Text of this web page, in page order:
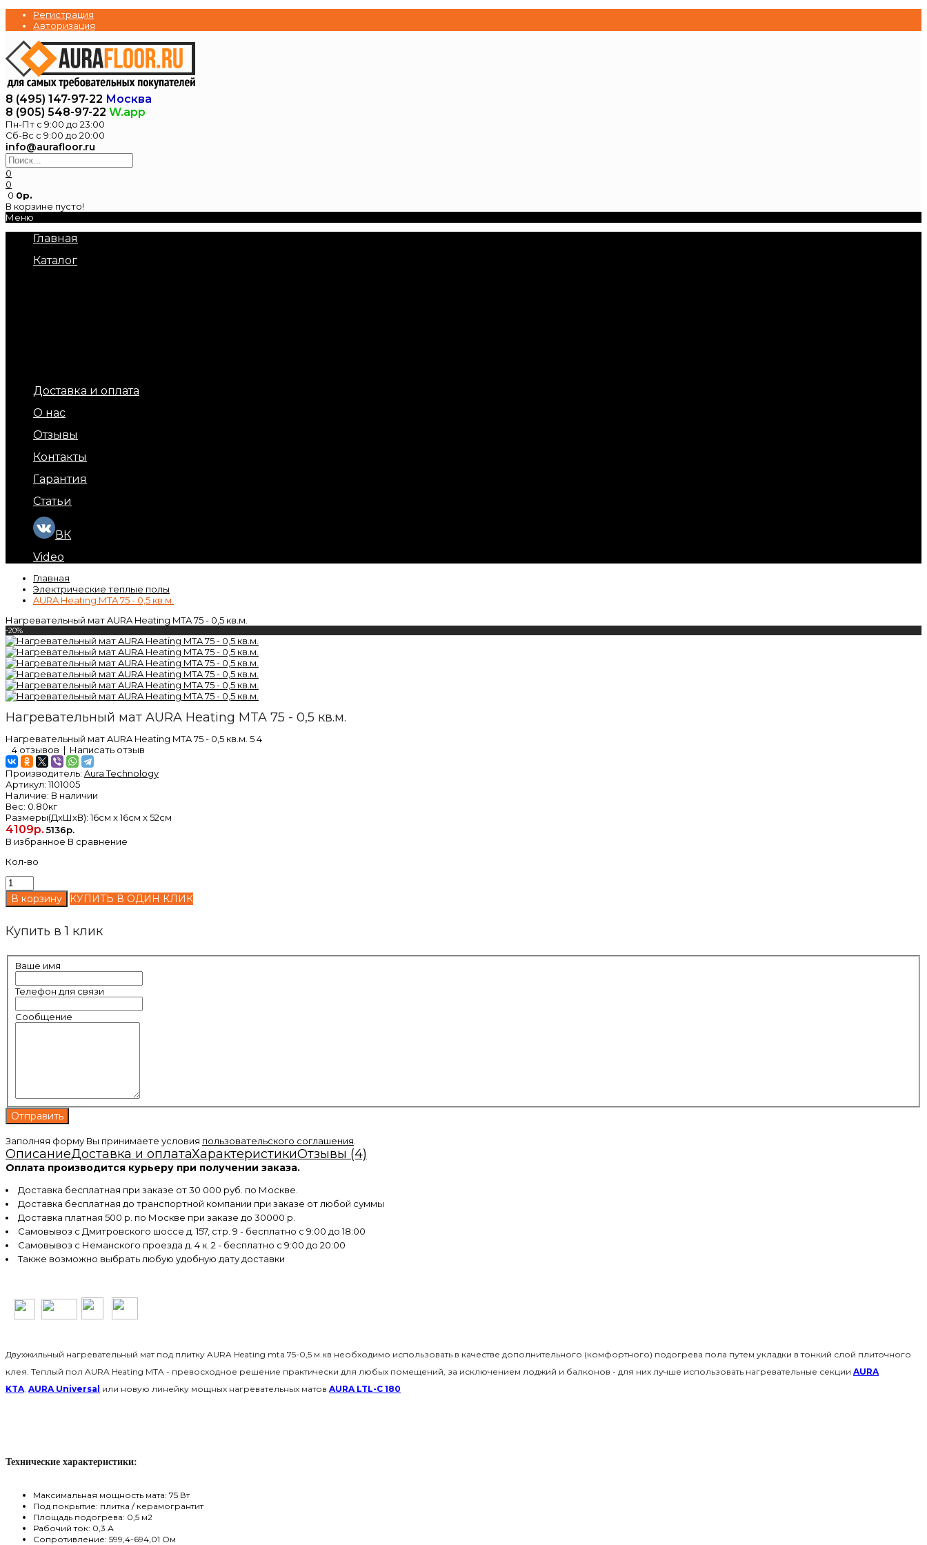
Регистрация
Авторизация
8 (495) 147-97-22 Москва
8 (905) 548-97-22 W.app
Пн-Пт с 9:00 до 23:00
Сб-Вс с 9:00 до 20:00
info@aurafloor.ru
0
0
0 0р.
В корзине пусто!
Меню
Главная
Каталог
Доставка и оплата
О нас
Отзывы
Контакты
Гарантия
Статьи
ВК
Video
Главная
Электрические теплые полы
AURA Heating MTA 75 - 0,5 кв.м.
Нагревательный мат AURA Heating MTA 75 - 0,5 кв.м.
-20%
Нагревательный мат AURA Heating MTA 75 - 0,5 кв.м.
Нагревательный мат AURA Heating MTA 75 - 0,5 кв.м. 54
4 отзывов | Написать отзыв
Производитель: Aura Technology
Артикул:1101005
Наличие: В наличии
Вес: 0.80кг
Размеры(ДxШxВ):16см x 16см x 52см
4109р. 5136р.
В избранное В сравнение
Кол-во
КУПИТЬ В ОДИН КЛИК
Купить в 1 клик
Ваше имя
Телефон для связи
Сообщение
Заполняя форму Вы принимаете условия пользовательского соглашения
ОписаниеДоставка и оплатаХарактеристикиОтзывы (4)
Оплата производится курьеру при получении заказа.
Доставка бесплатная при заказе от 30 000 руб. по Москве.
Доставка бесплатная до транспортной компании при заказе от любой суммы
Доставка платная 500 р. по Москве при заказе до 30000 р.
Самовывоз с Дмитровского шоссе д. 157, стр. 9 - бесплатно с 9:00 до 18:00
Самовывоз с Неманского проезда д. 4 к. 2 - бесплатно с 9:00 до 20:00
Также возможно выбрать любую удобную дату доставки
Двухжильный нагревательный мат под плитку AURA Heating mta 75-0,5 м.кв необходимо использовать в качестве дополнительного (комфортного) подогрева пола путем укладки в тонкий слой плиточного
клея. Теплый пол AURA Heating MTA - превосходное решение практически для любых помещений, за исключением лоджий и балконов - для них лучше использовать нагревательные секции AURA
KTA, AURA Universal или новую линейку мощных нагревательных матов AURA LTL-C 180
Технические характеристики:
Максимальная мощность мата: 75 Вт
Под покрытие: плитка /керамогрантит
Площадь подогрева: 0,5 м2
Рабочий ток: 0,3 А
Сопротивление: 599,4-694,01 Ом